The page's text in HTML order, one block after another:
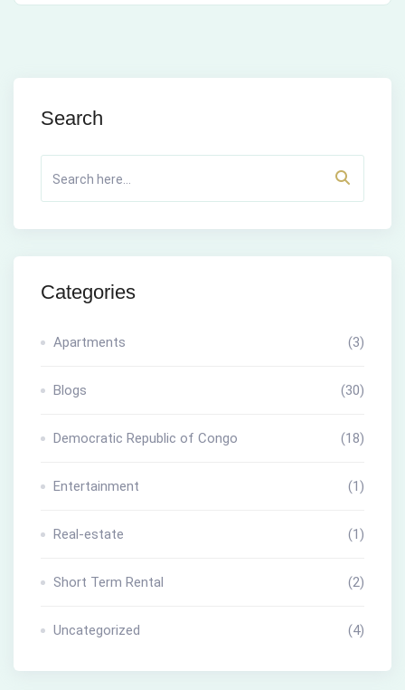
Search
Categories
Apartments (3)
Blogs (30)
Democratic Republic of Congo (18)
Entertainment (1)
Real-estate (1)
Short Term Rental (2)
Uncategorized (4)